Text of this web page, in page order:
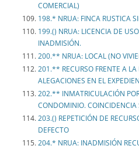
COMERCIAL)
198.* NRUA: FINCA RUSTICA
199.() NRUA: LICENCIA DE
INADMISIÓN.
200.** NRUA: LOCAL (NO
201.** RECURSO FRENTE A
ALEGACIONES EN EL
202.** INMATRICULACIÓN
CONDOMINIO. COINCIDENCIA
203.() REPETICIÓN DE
DEFECTO
204.* NRUA: INADMISIÓN